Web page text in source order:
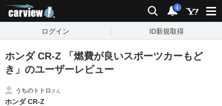
検索 通知
i
ログイン ID新規取得
ホンダ CR-Z 「燃費が良いスポーツカーもど
き」のユーザーレビュー
うちのトトロさん
ホンダ CR-Z